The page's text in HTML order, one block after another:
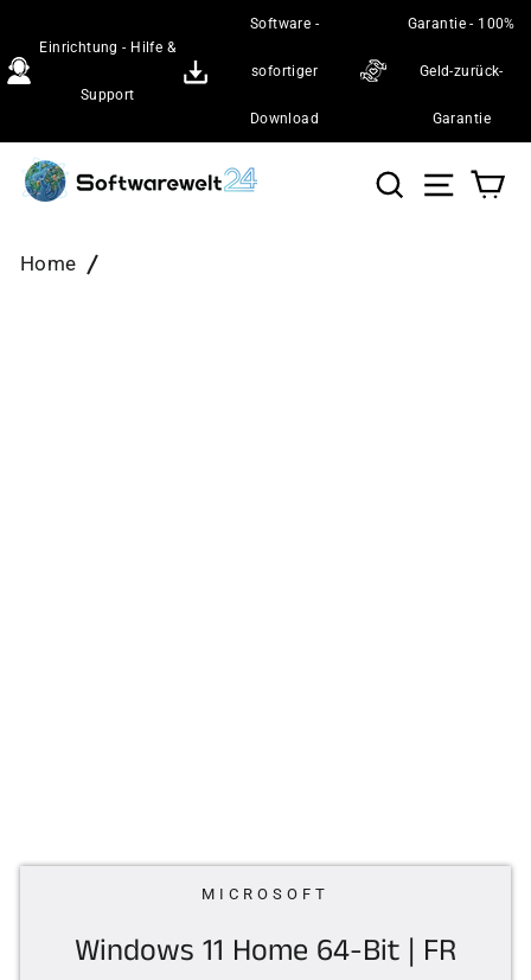
Inhalt
Einrichtung - Hilfe &
Support
Software -
sofortiger
Download
Garantie - 100%
Geld-zurück-
Garantie
Suche
Home
MICROSOFT
Windows 11 Home 64-Bit | FR